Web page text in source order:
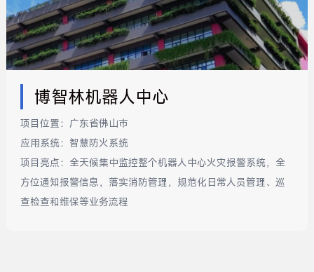
博智林机器人中心
项目位置： 广东省佛山市
应用系统： 智慧防火系统
项目亮点： 全天候集中监控整个机器人中心火灾报警系统，全
方位通知报警信息，落实消防管理，规范化日常人员管理、巡
查检查和维保等业务流程